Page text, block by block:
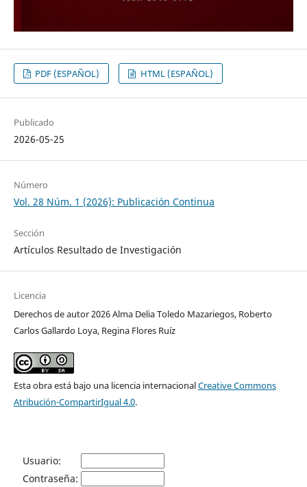
PDF (ESPAÑOL) HTML (ESPAÑOL)
Publicado
2026-05-25
Número
Vol. 28 Núm. 1 (2026): Publicación Continua
Sección
Artículos Resultado de Investigación
Licencia
Derechos de autor 2026 Alma Delia Toledo Mazariegos, Roberto
Carlos Gallardo Loya, Regina Flores Ruíz
Esta obra está bajo una licencia internacionalCreative Commons
Atribución-CompartirIgual 4.0.
Usuario:
Contraseña: